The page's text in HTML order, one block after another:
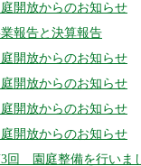
庭開放からのお知らせ
報告と決算報告
庭開放からのお知らせ
庭開放からのお知らせ
庭開放からのお知らせ
庭開放からのお知らせ
回 園庭整備を行いま